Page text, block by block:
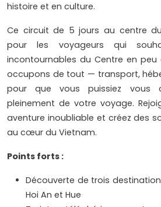
histoire et en culture.
Ce circuit de 5 jours au centre
pour les voyageurs qui
incontournables du Centre en
occupons de tout — transport,
pour que vous puissiez vous
pleinement de votre voyage.
aventure inoubliable et créez des
au cœur du Vietnam.
Points forts :
Découverte de trois
Hoi An et Hue